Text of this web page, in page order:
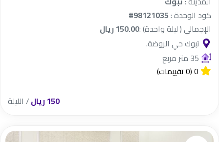
كود الوحدة :#98121035
الإجمالي ( ليلة واحدة) :150.00 ريال
تبوك حي الروضة.
35 متر مربع
0(0 تقييمات)
150 ريال / الليلة